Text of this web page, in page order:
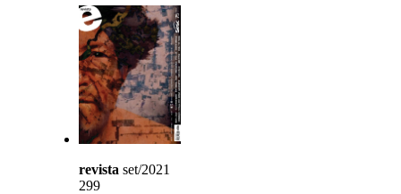
revista set/2021
299